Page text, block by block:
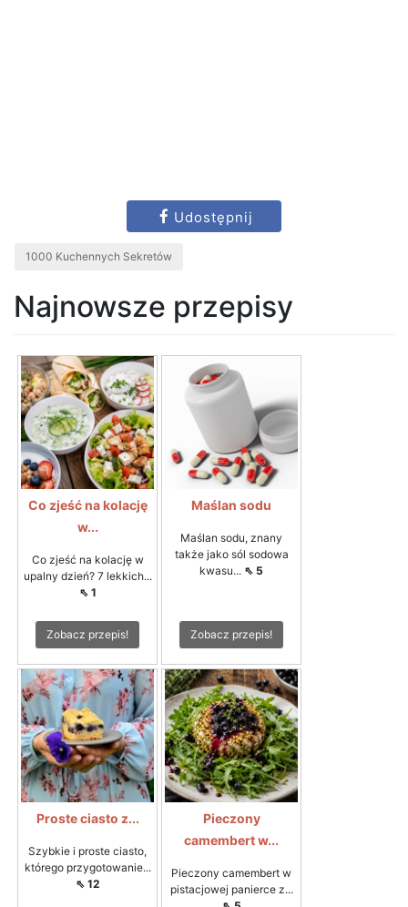
Udostępnij
1000 Kuchennych Sekretów
Najnowsze przepisy
Co zjeść na kolację
w...
Co zjeść na kolację w
upalny dzień? 7 lekkich...
⇖ 1
Zobacz przepis!
Maślan sodu
Maślan sodu, znany
także jako sól sodowa
kwasu... ⇖ 5
Zobacz przepis!
Proste ciasto z...
Szybkie i proste ciasto,
którego przygotowanie...
⇖ 12
Pieczony
camembert w...
Pieczony camembert w
pistacjowej panierce z...